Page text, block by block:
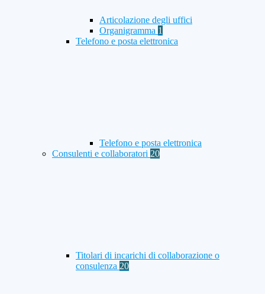
Articolazione degli uffici
Organigramma 1
Telefono e posta elettronica
Telefono e posta elettronica
Consulenti e collaboratori 20
Titolari di incarichi di collaborazione o
consulenza 20